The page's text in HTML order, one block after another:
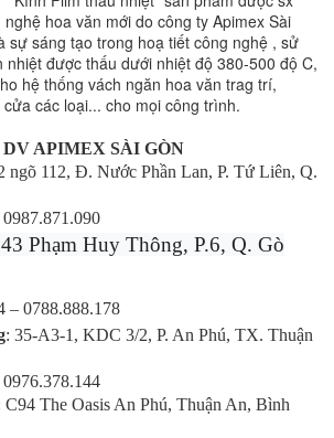
hoa văn mới do công ty Apimex Sài
sự sáng tạo trong hoạ tiết công nghệ , sử
nhiệt được thấu dưới nhiệt độ 380-500 độ C,
hệ thống vách ngăn hoa văn trag trí,
các loại... cho mọi công trình.
APIMEX SÀI GÒN
ngõ 112, Đ. Nước Phần Lan, P. Tứ Liên, Q.
Phạm Huy Thông, P.6, Q. Gò
– 0788.888.178
: 35-A3-1, KDC 3/2, P. An Phú, TX. Thuận
C94 The Oasis An Phú, Thuận An, Bình